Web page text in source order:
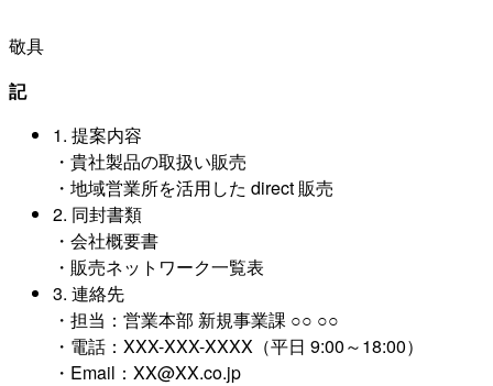
敬具
記
1. 提案内容
・貴社製品の取扱い販売
・地域営業所を活用した direct 販売
2. 同封書類
・会社概要書
・販売ネットワーク一覧表
3. 連絡先
・担当：営業本部 新規事業課 ○○ ○○
・電話：XXX-XXX-XXXX（平日 9:00～18:00）
・Email：XX@XX.co.jp